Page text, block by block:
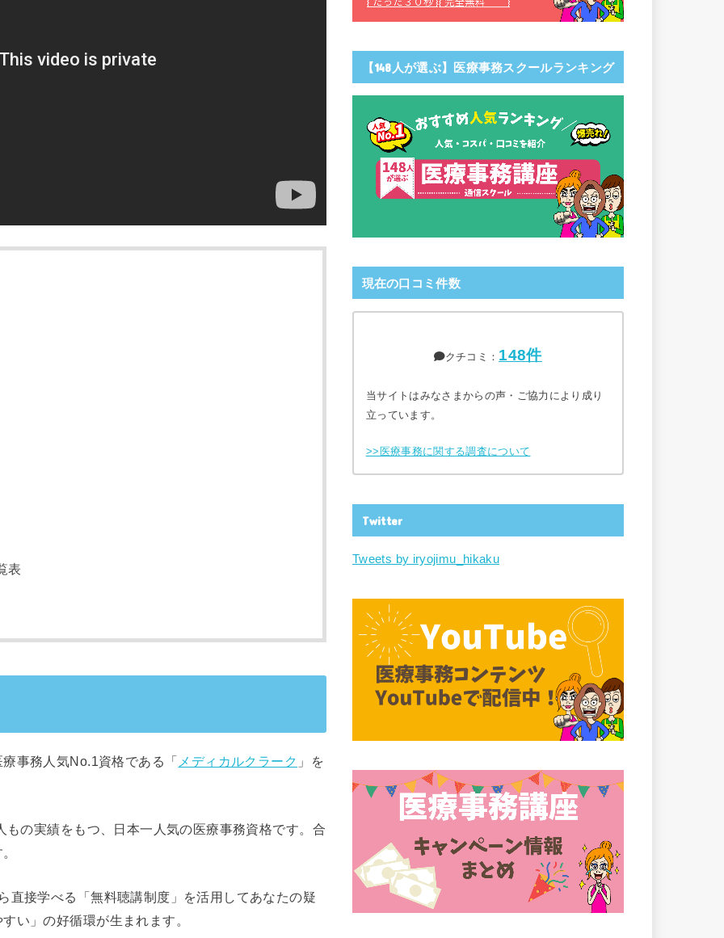
表
事務人気No.1資格である「 メディカルクラーク 」を
の実績をもつ、日本一人気の医療事務資格です。合
直接学べる「無料聴講制度」を活用してあなたの疑
い」の好循環が生まれます。
【148人が選ぶ】医療事務スクールランキング
現在の口コミ件数
クチコミ： 148件
当サイトはみなさまからの声・ご協力により成り
立っています。
>>医療事務に関する調査について
Twitter
Tweets by iryojimu_hikaku